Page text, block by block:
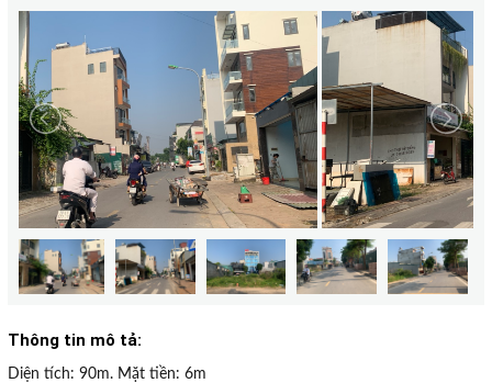
Thông tin mô tả:
Diện tích: 90m. Mặt tiền: 6m